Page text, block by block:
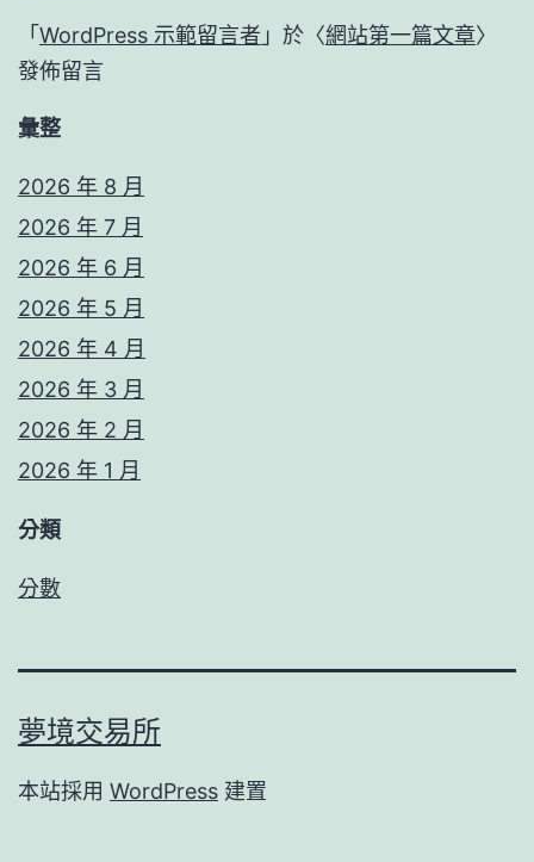
「 WordPress 示範留言者 」於〈網站第一篇文章〉
發佈留言
彙整
2026 年 8 月
2026 年 7 月
2026 年 6 月
2026 年 5 月
2026 年 4 月
2026 年 3 月
2026 年 2 月
2026 年 1 月
分類
分數
夢境交易所
本站採用 WordPress 建置